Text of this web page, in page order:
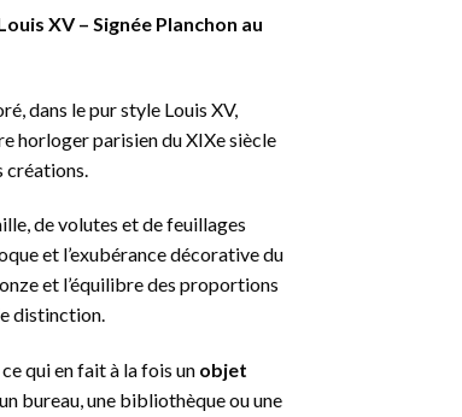
XV – Signée Planchon au
dans le pur style Louis XV,
horloger parisien du XIXe siècle
créations.
de volutes et de feuillages
et l’exubérance décorative du
et l’équilibre des proportions
distinction.
qui en fait à la fois un objet
bureau, une bibliothèque ou une